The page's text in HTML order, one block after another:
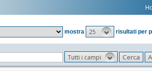
mostra
25 risultati per
Tutti i campi